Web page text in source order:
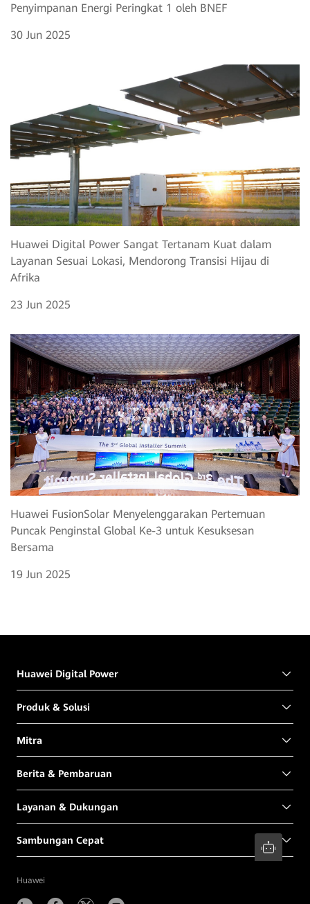
Penyimpanan Energi Peringkat 1 oleh BNEF
30 Jun 2025
Huawei Digital Power Sangat Tertanam Kuat dalam
Layanan Sesuai Lokasi, Mendorong Transisi Hijau di
Afrika
23 Jun 2025
Huawei FusionSolar Menyelenggarakan Pertemuan
Puncak Penginstal Global Ke-3 untuk Kesuksesan
Bersama
19 Jun 2025
Huawei Digital Power
Produk & Solusi
Mitra
Berita & Pembaruan
Layanan & Dukungan
Sambungan Cepat
Huawei